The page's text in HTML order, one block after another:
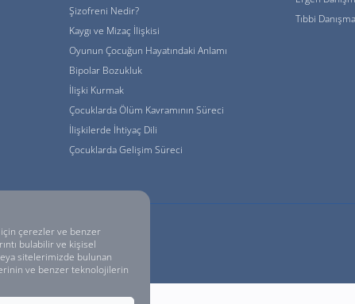
Şizofreni Nedir?
Kaygı ve Mizaç İlişkisi
Oyunun Çocuğun Hayatındaki Anlamı
Bipolar Bozukluk
İlişki Kurmak
Çocuklarda Ölüm Kavramının Süreci
İlişkilerde İhtiyaç Dili
Çocuklarda Gelişim Süreci
Tıbbi
Tic. Ltd. Şti. Tüm Hakları Sakldır.
çerezler ve benzer
bulabilir ve kişisel
sitelerimizde bulunan
ve benzer teknolojilerin